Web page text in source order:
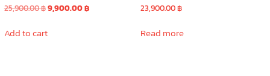
25,900.00฿Original
was:
9,900.00฿Current
Add to cart
23,900.00฿
Read more